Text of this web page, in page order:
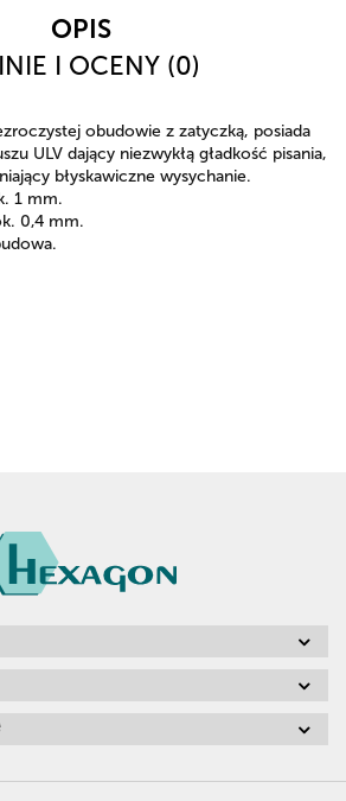
OPIS
I OCENY (0)
obudowie z zatyczką, posiada
ULV dający niezwykłą gładkość pisania,
błyskawiczne wysychanie.
1 mm.
0,4 mm.